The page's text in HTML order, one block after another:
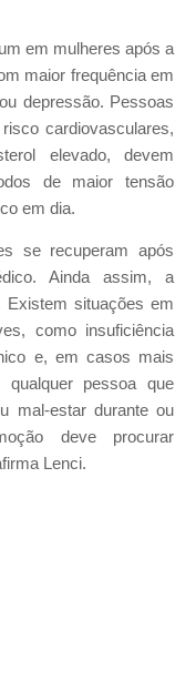
em mulheres após a
maior frequência em
depressão. Pessoas
cardiovasculares,
elevado, devem
de maior tensão
em dia.
se recuperam após
Ainda assim, a
Existem situações em
como insuficiência
e, em casos mais
pessoa que
mal-estar durante ou
deve procurar
Lenci.